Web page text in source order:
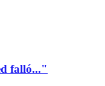
falló..."